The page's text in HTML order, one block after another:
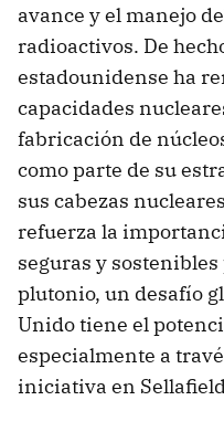
avance y el manejo
radioactivos. De
estadounidense ha
capacidades
fabricación de
como parte de su
sus cabezas
refuerza la
seguras y
plutonio, un desafío
Unido tiene el
especialmente a
iniciativa en